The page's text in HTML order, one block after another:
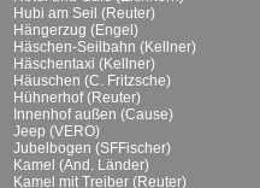
Hubi am Seil (Reuter)
Hängerzug (Engel)
Häschen-Seilbahn (Kellner)
Häschentaxi (Kellner)
Häuschen (C. Fritzsche)
Hühnerhof (Reuter)
Innenhof außen (Cause)
Jeep (VERO)
Jubelbogen (SFFischer)
Kamel (And. Länder)
Kamel mit Treiber (Reuter)